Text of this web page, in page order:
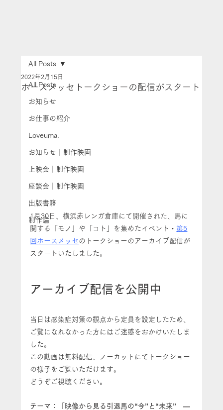
All Posts
お知らせ
お仕事の紹介
Loveuma.
お知らせ｜制作映画
上映会｜制作映画
座談会｜制作映画
出版書籍
制作論
All Posts
ホースメッセトークショーの配信がスタート
2022年2月15日
1月30日、横浜赤レンガ倉庫にて開催された、馬に
関する「モノ」や「コト」を集めたイベント・ 第5
回ホースメッセ のトークショーのアーカイブ配信が
スタートいたしました。
アーカイブ配信を公開中
当日は感染症対策の観点から定員を設定したため、
ご覧になれなかった方にはご迷惑をおかけいたしま
した。
この動画は無料配信、ノーカットにてトークショー
の様子をご覧いただけます。
どうぞご視聴ください。
テーマ：「映像から見る引退馬の“今”と“未来”　―